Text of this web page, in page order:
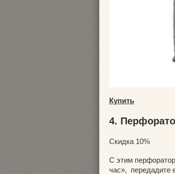
Купить
4.
Скидка 10%
С этим
час», передадите